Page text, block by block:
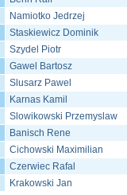
Namiotko Jedrzej
Staskiewicz Dominik
Szydel Piotr
Gawel Bartosz
Slusarz Pawel
Karnas Kamil
Slowikowski Przemyslaw
Banisch Rene
Cichowski Maximilian
Czerwiec Rafal
Krakowski Jan